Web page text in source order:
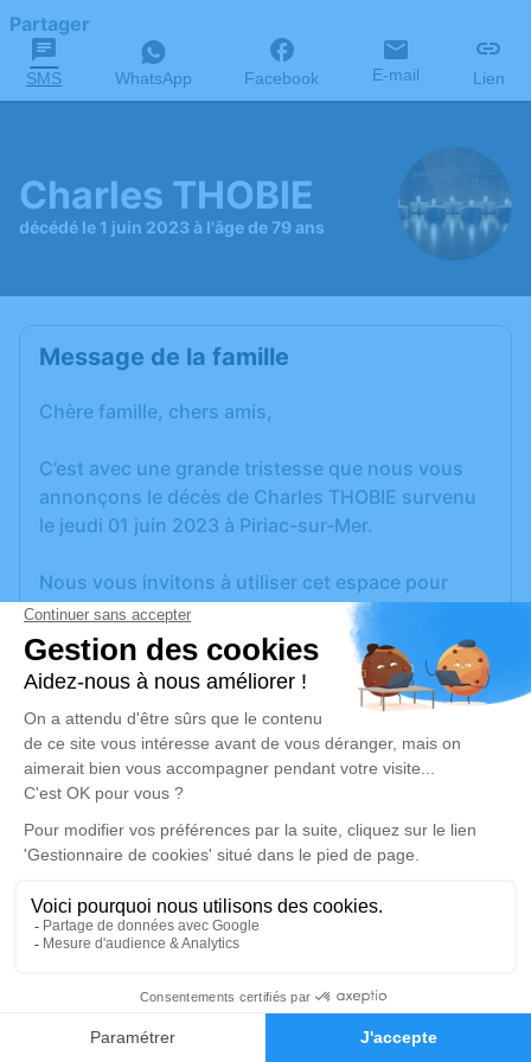
Faire-part Hommages
Partager
SMS WhatsApp Facebook E-mail Lien
Charles THOBIE
décédé le 1 juin 2023 à l'âge de 79 ans
Message de la famille
Chère famille, chers amis,
C’est avec une grande tristesse que nous vous
annonçons le décès de Charles THOBIE survenu
le jeudi 01 juin 2023 à Piriac-sur-Mer.
Nous vous invitons à utiliser cet espace pour
laisser vos condoléances, partager des photos
souvenirs, une anecdote ou exprimer vos
pensées à travers des poèmes ou des textes. Cet
endroit est un lieu d'expression dédié à honorer la
mémoire de Charles THOBIE.
Un service de plantation d’arbre hommage est
disponible ici
Cérémonie religieuse
Église de Piriac-sur-Mer
Place de l'Église